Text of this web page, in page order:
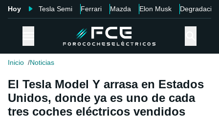
Hoy Tesla Semi Ferrari Mazda Elon Musk Degradación
Inicio Noticias
El Tesla Model Y arrasa en Estados
Unidos, donde ya es uno de cada
tres coches eléctricos vendidos